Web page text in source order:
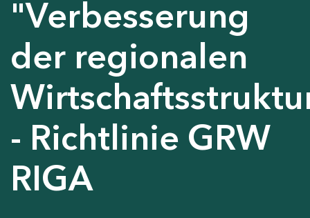
"Verbesserung
der regionalen
- Richtlinie GRW
RIGA